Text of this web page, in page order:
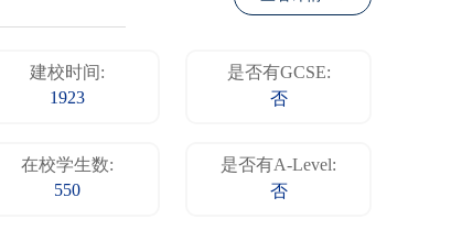
建校时间:
1923
是否有GCSE:
否
在校学生数:
550
是否有A-Level:
否